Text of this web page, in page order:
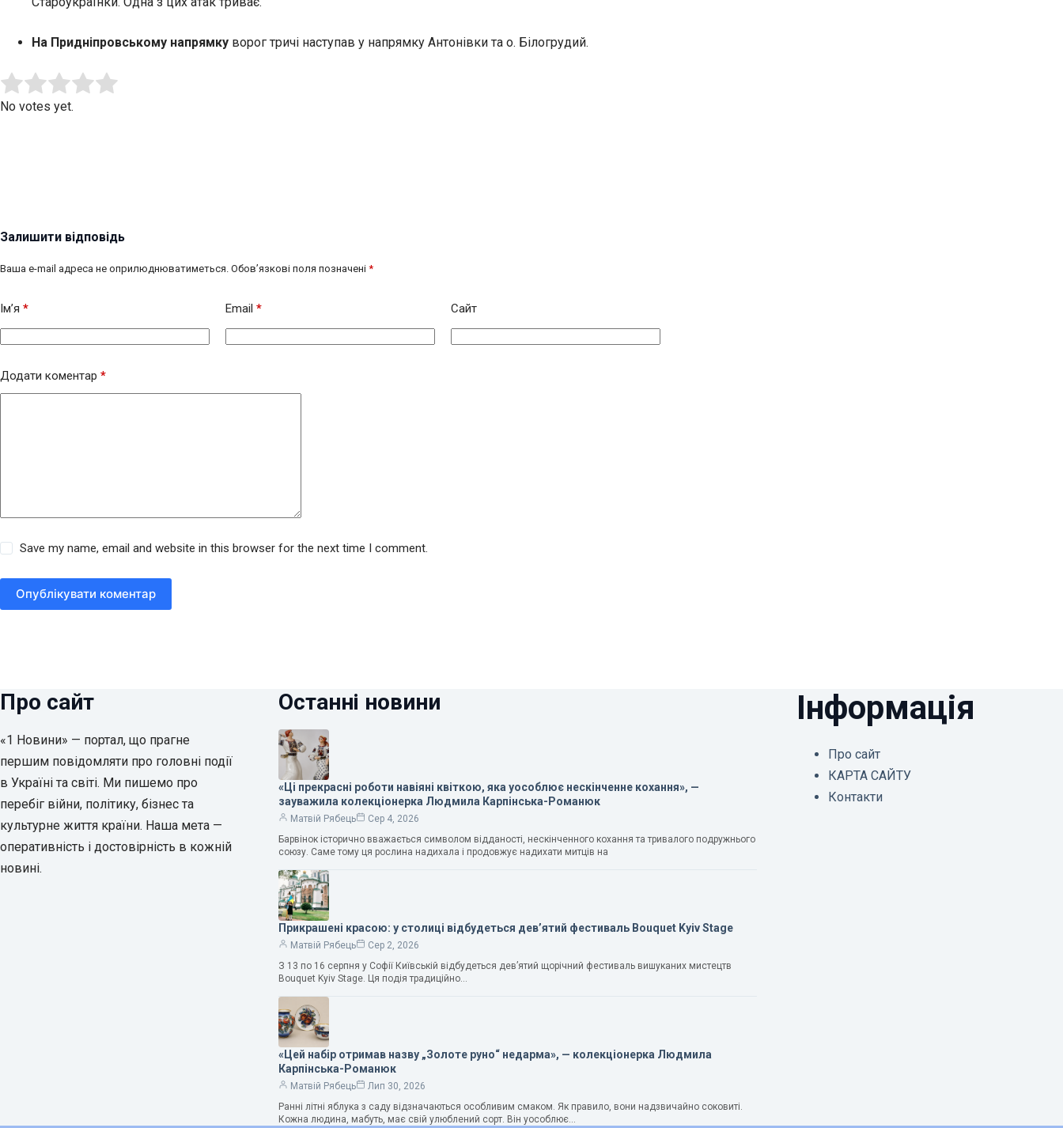
На Придніпровському напрямку ворог тричі наступав у напрямку Антонівки та о. Білогрудий.
Rate this item:
No votes yet.
Залишити відповідь
Ваша e-mail адреса не оприлюднюватиметься. Обов’язкові поля позначені *
Ім’я * Email * Сайт
Додати коментар *
Save my name, email and website in this browser for the next time I comment.
Опублікувати коментар
Про сайт
«1 Новини» — портал, що прагне
першим повідомляти про головні події
в Україні та світі. Ми пишемо про
перебіг війни, політику, бізнес та
культурне життя країни. Наша мета —
оперативність і достовірність в кожній
новині.
Останні новини
«Ці прекрасні роботи навіяні квіткою, яка уособлює нескінченне кохання», —
зауважила колекціонерка Людмила Карпінська-Романюк
Матвій Рябець
Сер 4, 2026
Барвінок історично вважається символом відданості, нескінченного кохання та тривалого подружнього
союзу. Саме тому ця рослина надихала і продовжує надихати митців на
Прикрашені красою: у столиці відбудеться дев’ятий фестиваль Bouquet Kyiv Stage
Матвій Рябець
Сер 2, 2026
З 13 по 16 серпня у Софії Київській відбудеться дев’ятий щорічний фестиваль вишуканих мистецтв
Bouquet Kyiv Stage. Ця подія традиційно…
«Цей набір отримав назву „Золоте руно“ недарма», — колекціонерка Людмила
Карпінська-Романюк
Матвій Рябець
Лип 30, 2026
Ранні літні яблука з саду відзначаються особливим смаком. Як правило, вони надзвичайно соковиті.
Кожна людина, мабуть, має свій улюблений сорт. Він уособлює…
Інформація
Про сайт
КАРТА САЙТУ
Контакти